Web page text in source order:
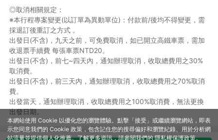
因應高鐵票價規定：
◎凡訂購『孩童』票種者，訂購後請提供有效證件影本以利購票作
業。
◎凡訂購『資深公民』票種者，訂購後請提供附照片之有效證件影
本以利購票作業。
◎凡訂購『愛心票』票種者，訂購後請提供殘障手冊證明正反面之
有效證件影本以利購票作業。
※高鐵票種定義：
◎孩童票：12歲以下且身高不超過150公分之兒童。
◎敬老票：國人年滿65歲以上之資深公民(乘車當日需滿65歲)。
或在我國居住20年以上、經衛生福利部審查通過，在其外僑永久居
留證上註記有「國內大眾運輸工具及公立育樂場所優待」字樣）之
65歲以上人士，享有敬老優惠。
◎愛心票：持有身心障礙手冊之中華民國國民，及其監護人或必要
◎取消相關規定：
※本行程專案變更(以訂單為異動單位)：付款前/後均不得變更，需
採退訂後重訂之方式 。
出發日(不含)，九天之前，可免費取消，如已開立高鐵車票，需加
收退票手續費 每張車票NTD20。
出發日(不含)，前七~四天內，通知辦理取消，收取總費用之30%
取消費。
出發日(不含)，前三天內，通知辦理取消，收取總費用之70%取消
費。
出發當天，通知辦理取消，收取總費用之100%取消費，無法更換
出發日期。
本網站使用 Cookie 以優化您的瀏覽體驗。點擊「接受」或繼續瀏覽網站，即表
示您同意我們的 Cookie 政策，包含記住您的搜尋偏好和瀏覽紀錄、用於分析網
站流量並提供個人化推薦。了解更多資訊，請參閱我們的隱私權保護政策。